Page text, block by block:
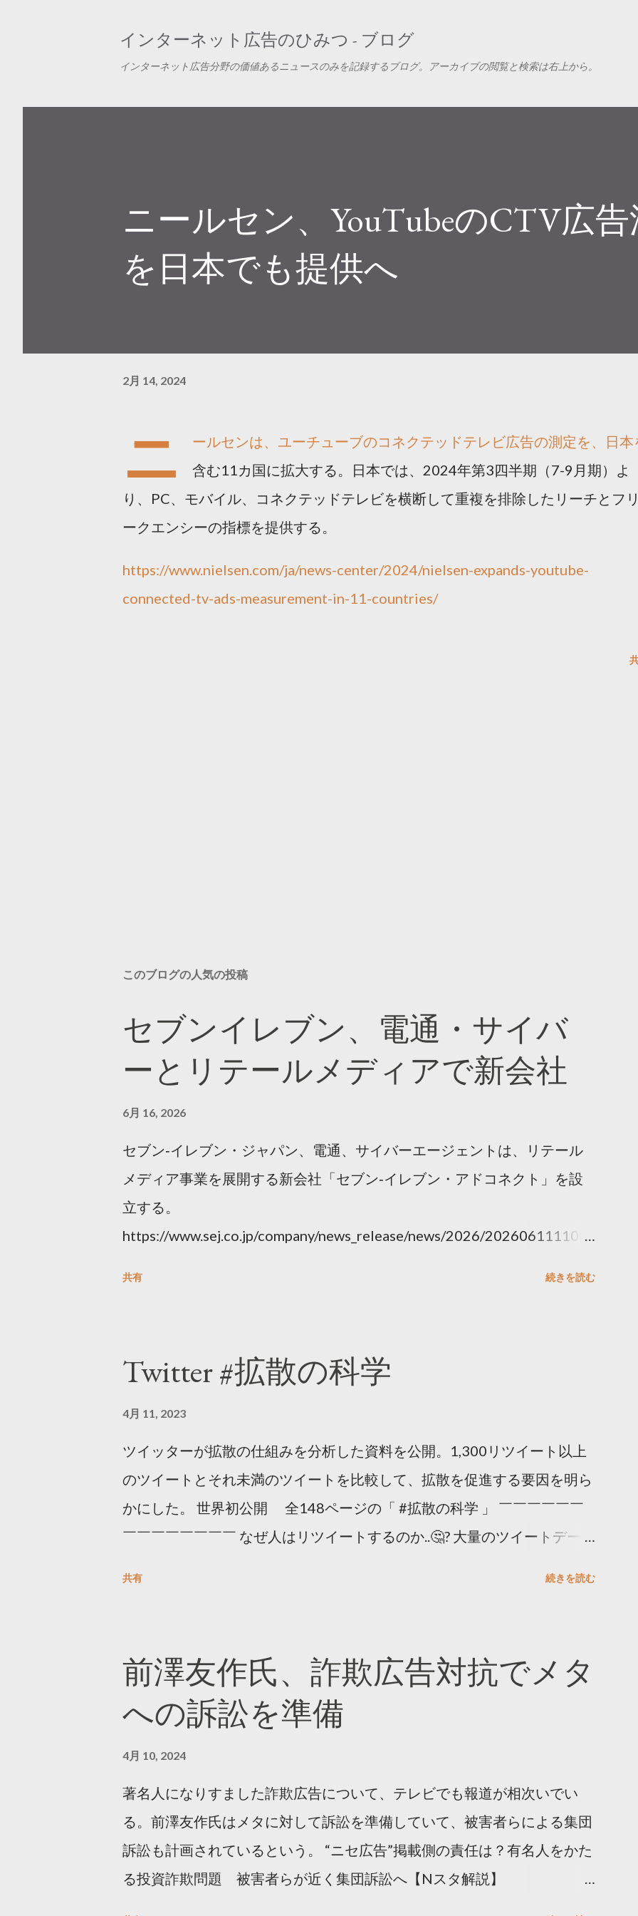
インターネット広告のひみつ - ブログ
インターネット広告分野の価値あるニュースのみを記録するブログ。アーカイブの閲覧と検索は右上から。
ニールセン、YouTubeのCTV広
を日本でも提供へ
2月 14, 2024
ニ
ールセンは、ユーチューブのコネクテッドテレビ広告の測定を、日本
含む11カ国に拡大する。日本では、2024年第3四半期（7-9月期）よ
り、PC、モバイル、コネクテッドテレビを横断して重複を排除したリーチとフ
ークエンシーの指標を提供する。
https://www.nielsen.com/ja/news-center/2024/nielsen-expands-youtube-
connected-tv-ads-measurement-in-11-countries/
このブログの人気の投稿
セブンイレブン、電通・サイバ
ーとリテールメディアで新会社
6月 16, 2026
セブン‐イレブン・ジャパン、電通、サイバーエージェントは、リテール
メディア事業を展開する新会社「セブン‐イレブン・アドコネクト」を設
立する。
https://www.sej.co.jp/company/news_release/news/2026/202606111100.
共有 続きを読む
Twitter #拡散の科学
4月 11, 2023
ツイッターが拡散の仕組みを分析した資料を公開。1,300リツイート以上
のツイートとそれ未満のツイートを比較して、拡散を促進する要因を明ら
かにした。 世界初公開 全148ページの「 #拡散の科学 」 ￣￣￣￣￣￣
￣￣￣￣￣￣￣￣ なぜ人はリツイートするのか..🤔? 大量のツイートデータ
https://marketing.twitter.com/ja/insights/kakusan
共有 続きを読む
前澤友作氏、詐欺広告対抗でメタ
への訴訟を準備
4月 10, 2024
著名人になりすました詐欺広告について、テレビでも報道が相次いでい
る。前澤友作氏はメタに対して訴訟を準備していて、被害者らによる集団
訴訟も計画されているという。 “ニセ広告”掲載側の責任は？有名人をかた
る投資詐欺問題 被害者らが近く集団訴訟へ【Nスタ解説】